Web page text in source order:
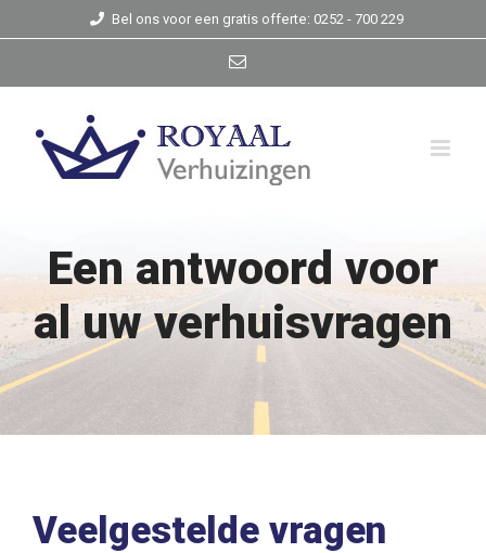
content
Bel ons voor een gratis offerte: 0252 - 700 229
E-
Een antwoord voor
al uw verhuisvragen
Veelgestelde vragen